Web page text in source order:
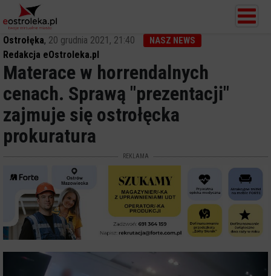
Ostrołęka, 20 grudnia 2021, 21:40 NASZ NEWS
Redakcja eOstroleka.pl
Materace w horrendalnych
cenach. Sprawą "prezentacji"
zajmuje się ostrołęcka
prokuratura
REKLAMA